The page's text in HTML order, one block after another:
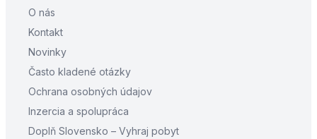
O nás
Kontakt
Novinky
Často kladené otázky
Ochrana osobných údajov
Inzercia a spolupráca
Doplň Slovensko – Vyhraj pobyt